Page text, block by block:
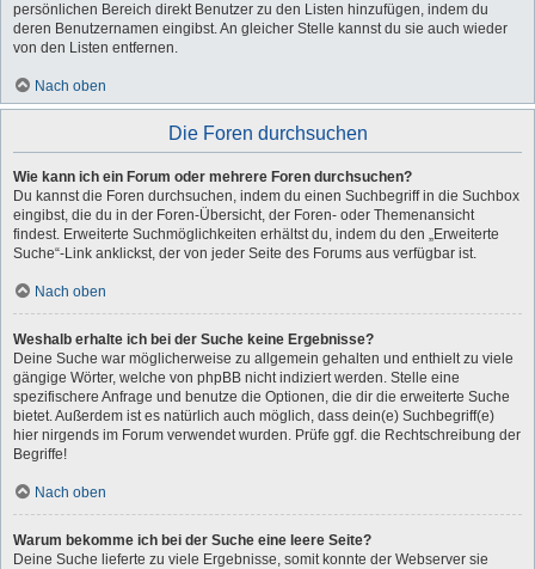
persönlichen Bereich direkt Benutzer zu den Listen hinzufügen, indem du
deren Benutzernamen eingibst. An gleicher Stelle kannst du sie auch wieder
von den Listen entfernen.
Nach oben
Die Foren durchsuchen
Wie kann ich ein Forum oder mehrere Foren durchsuchen?
Du kannst die Foren durchsuchen, indem du einen Suchbegriff in die Suchbox
eingibst, die du in der Foren-Übersicht, der Foren- oder Themenansicht
findest. Erweiterte Suchmöglichkeiten erhältst du, indem du den „Erweiterte
Suche“-Link anklickst, der von jeder Seite des Forums aus verfügbar ist.
Nach oben
Weshalb erhalte ich bei der Suche keine Ergebnisse?
Deine Suche war möglicherweise zu allgemein gehalten und enthielt zu viele
gängige Wörter, welche von phpBB nicht indiziert werden. Stelle eine
spezifischere Anfrage und benutze die Optionen, die dir die erweiterte Suche
bietet. Außerdem ist es natürlich auch möglich, dass dein(e) Suchbegriff(e)
hier nirgends im Forum verwendet wurden. Prüfe ggf. die Rechtschreibung der
Begriffe!
Nach oben
Warum bekomme ich bei der Suche eine leere Seite?
Deine Suche lieferte zu viele Ergebnisse, somit konnte der Webserver sie